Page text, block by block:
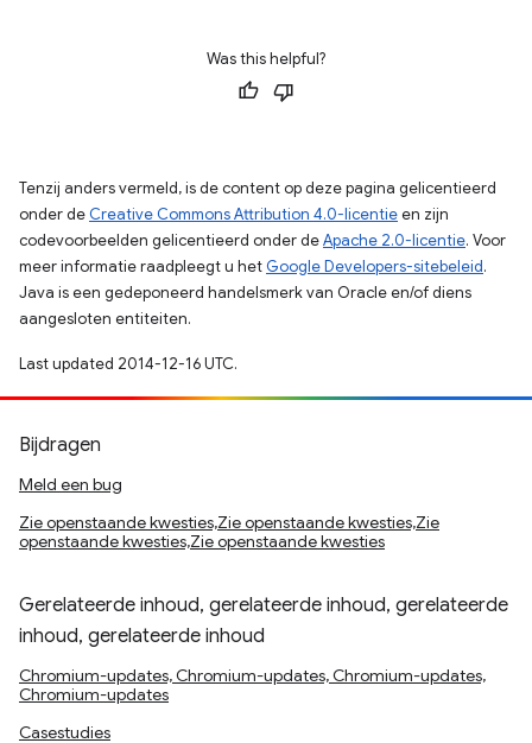
Was this helpful?
Tenzij anders vermeld, is de content op deze pagina gelicentieerd
onder de Creative Commons Attribution 4.0-licentieen zijn
codevoorbeelden gelicentieerd onder deApache 2.0-licentie. Voor
meer informatie raadpleegt u het Google Developers-sitebeleid.
Java is een gedeponeerd handelsmerk van Oracle en/of diens
aangesloten entiteiten.
Last updated 2014-12-16 UTC.
Bijdragen
Meld een bug
Zie openstaande kwesties,Zie openstaande kwesties,Zie
openstaande kwesties,Zie openstaande kwesties
Gerelateerde inhoud, gerelateerde inhoud, gerelateerde
inhoud, gerelateerde inhoud
Chromium-updates, Chromium-updates, Chromium-updates,
Chromium-updates
Casestudies